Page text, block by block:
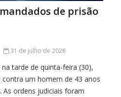
de prisão
31 de julho de 2026
tarde de quinta-feira (30),
um homem de 43 anos
ordens judiciais foram